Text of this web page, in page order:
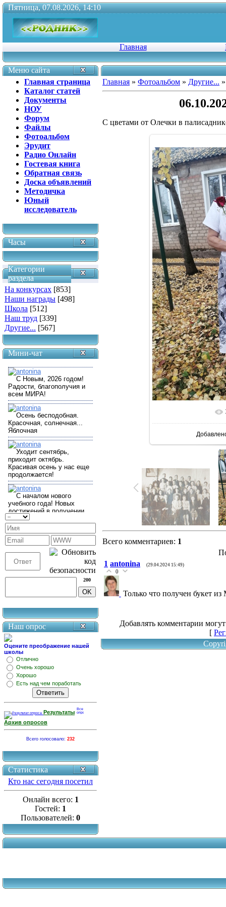
Пятница, 07.08.2026, 14:10
Главная
Меню сайта
Главная страница
Каталог статей
Документы
НОУ
Форум
Файлы
Фотоальбом
Эрудит
Радио Онлайн
Гостевая книга
Обратная связь
Доска объявлений
Методичка
Юный
исследователь
Часы
Категории
раздела
На конкурсах [853]
Наши награды [498]
Школа [512]
Наш труд [339]
Другие... [567]
Мини-чат
200
Наш опрос
Оцените преображение нашей
школы
Отлично
Очень хорошо
Хорошо
Есть над чем поработать
Результаты
Архив опросов
Всего голосовало: 232
Статистика
Кто нас сегодня посетил
Онлайн всего: 1
Гостей: 1
Пользователей: 0
Главная » Фотоальбом » Другие...
С цветами от Олечки в
В
Всего комментариев: 1
1 antonina (29.04.2024 15:49)
0
Только что получен букет
Добавлять комментарии
[